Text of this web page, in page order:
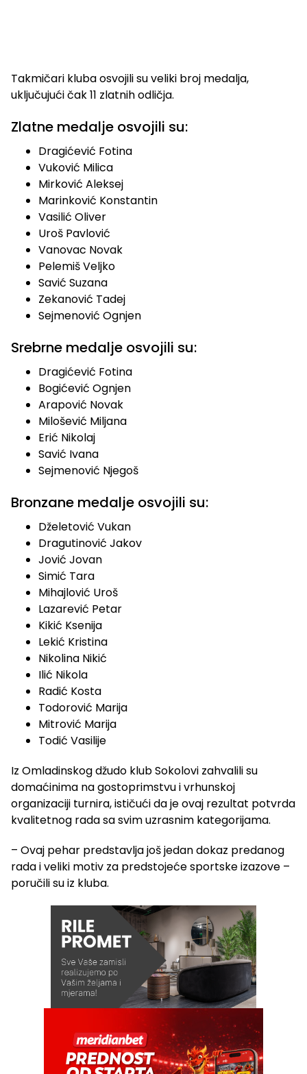
Takmičari kluba osvojili su veliki broj medalja,
uključujući čak 11 zlatnih odličja.
Zlatne medalje osvojili su:
Dragićević Fotina
Vuković Milica
Mirković Aleksej
Marinković Konstantin
Vasilić Oliver
Uroš Pavlović
Vanovac Novak
Pelemiš Veljko
Savić Suzana
Zekanović Tadej
Sejmenović Ognjen
Srebrne medalje osvojili su:
Dragićević Fotina
Bogićević Ognjen
Arapović Novak
Milošević Miljana
Erić Nikolaj
Savić Ivana
Sejmenović Njegoš
Bronzane medalje osvojili su:
Dželetović Vukan
Dragutinović Jakov
Jović Jovan
Simić Tara
Mihajlović Uroš
Lazarević Petar
Kikić Ksenija
Lekić Kristina
Nikolina Nikić
Ilić Nikola
Radić Kosta
Todorović Marija
Mitrović Marija
Todić Vasilije
Iz Omladinskog džudo klub Sokolovi zahvalili su
domaćinima na gostoprimstvu i vrhunskoj
organizaciji turnira, ističući da je ovaj rezultat potvrda
kvalitetnog rada sa svim uzrasnim kategorijama.
– Ovaj pehar predstavlja još jedan dokaz predanog
rada i veliki motiv za predstojeće sportske izazove –
poručili su iz kluba.